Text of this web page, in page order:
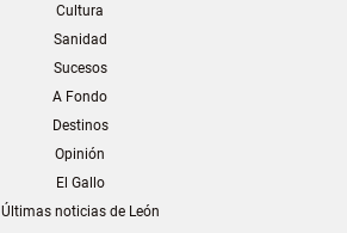
Cultura
Sanidad
Sucesos
A Fondo
Destinos
Opinión
El Gallo
Últimas noticias de León